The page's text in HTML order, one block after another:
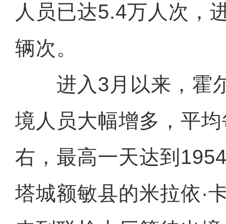
人员已达5.4万人次，
辆次。
进入3月以来，霍
境人员大幅增多，平
右，最高一天达到
塔城额敏县的米拉依·